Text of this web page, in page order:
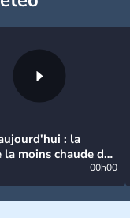
: la
la moins chaude de
excepté près de
00h00